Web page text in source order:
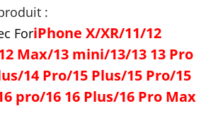
:
ForiPhone X/XR/11/12
Max/13 mini/13/13 13 Pro
14 Pro/15 Plus/15 Pro/15
pro/16 16 Plus/16 Pro Max